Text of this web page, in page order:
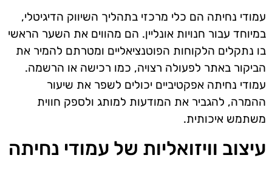
עמודי נחיתה הם כלי מרכזי בתהליך השיווק הדיגיטלי,
במיוחד עבור חנויות אונליין. הם מהווים את השער הראשי
בו נתקלים הלקוחות הפוטנציאליים ומטרתם להמיר את
הביקור באתר לפעולה רצויה, כמו רכישה או הרשמה.
עמודי נחיתה אפקטיביים יכולים לשפר את שיעור
ההמרה, להגביר את המודעות למותג ולספק חווית
משתמש איכותית.
עיצוב וויזואליות של עמודי נחיתה